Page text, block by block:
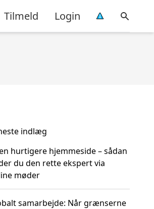
Tilmeld Login
indlæg
hurtigere hjemmeside – sådan
du den rette ekspert via
møder
samarbejde: Når grænserne